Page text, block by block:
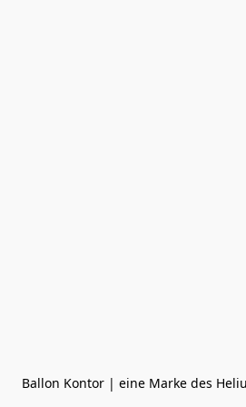
Ballon Kontor | eine Marke des